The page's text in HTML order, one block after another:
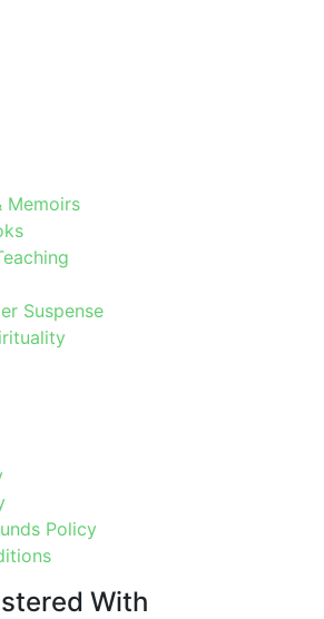
Memoirs
Suspense
Policy
With